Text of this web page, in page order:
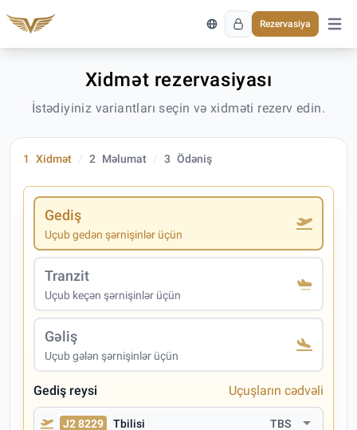
Rezervasiya
Əsas
Xidmət rezervasiyası
İstədiyiniz variantları seçin və xidməti rezerv edin.
1 Xidmət 2 Məlumat 3 Ödəniş
Gediş
Uçub gedən şərnişinlər üçün
Tranzit
Uçub keçən şərnişinlər üçün
Gəliş
Uçub gələn şərnişinlər üçün
Gediş reysi Uçuşların cədvəli
J2 8229 Tbilisi TBS